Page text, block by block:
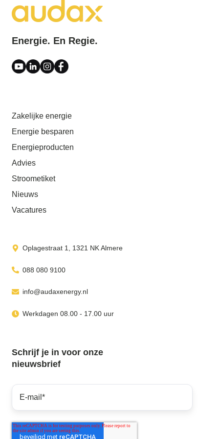
Energie. En Regie.
Zakelijke energie
Energie besparen
Energieproducten
Advies
Stroometiket
Nieuws
Vacatures
Oplagestraat 1, 1321 NK Almere
088 080 9100
info@audaxenergy.nl
Werkdagen 08.00 - 17.00 uur
Schrijf je in voor onze
nieuwsbrief